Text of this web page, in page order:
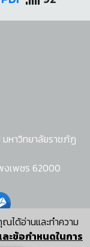
ได้อ่านและทำความ
ะข้อกำหนดในการ
มหาวิทยาลัยราชภัฏ
งเพชร 62000
า